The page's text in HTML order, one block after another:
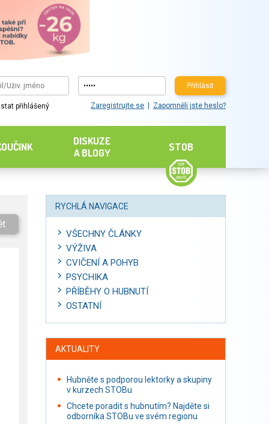
Přihlásit
přihlášený Zaregistrujte se Zapomněli jste heslo?
DISKUZE
A BLOGY
STOB
RYCHLÁ NAVIGACE
VŠECHNY ČLÁNKY
VÝŽIVA
CVIČENÍ A POHYB
PSYCHIKA
PŘÍBĚHY O HUBNUTÍ
OSTATNÍ
AKTUALITY
Hubněte s podporou lektorky a skupiny
v kurzech STOBu
Chcete poradit s hubnutím? Najděte si
odborníka STOBu ve svém regionu